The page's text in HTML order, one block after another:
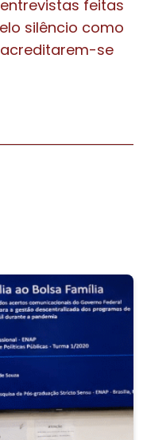
feitas
silêncio como
se